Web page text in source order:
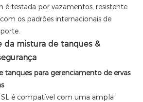
é testada por vazamentos, resistente
os padrões internacionais de
da mistura de tanques &
tanques para gerenciamento de ervas
é compatível com uma ampla